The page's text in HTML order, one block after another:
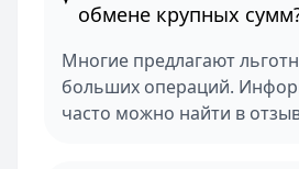
обмене крупных
Многие предлагают
больших операций.
часто можно найти в